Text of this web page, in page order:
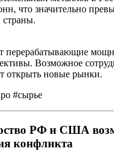
что значительно
страны.
перерабатывающие
Возможное
открыть новые рынки.
#сырье
РФ и США
конфликта